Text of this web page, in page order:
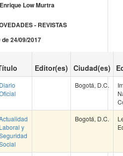
Low Murtra
- REVISTAS
de 24/09/2017
Editor(es) Ciudad(es)
Diario
Bogotá, D.C.
Laboral y
Bogotá, D.C.